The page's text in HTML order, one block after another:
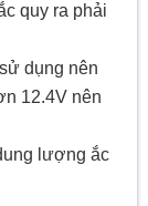
quy ra phải
dụng nên
12.4V nên
lượng ắc